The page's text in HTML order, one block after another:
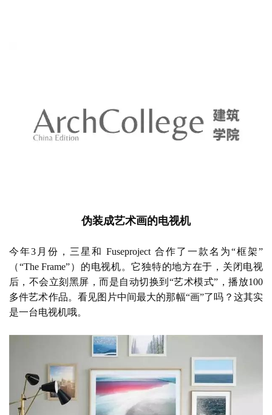
伪装成艺术画的电视机
今年3月份，三星和 Fuseproject 合作了一款名为“框架”
（“The Frame”）的电视机。它独特的地方在于，关闭电视
后，不会立刻黑屏，而是自动切换到“艺术模式”，播放100
多件艺术作品。看见图片中间最大的那幅“画”了吗？这其实
是一台电视机哦。